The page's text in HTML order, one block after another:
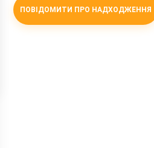
ПОВІДОМИТИ ПРО НАДХОДЖЕННЯ